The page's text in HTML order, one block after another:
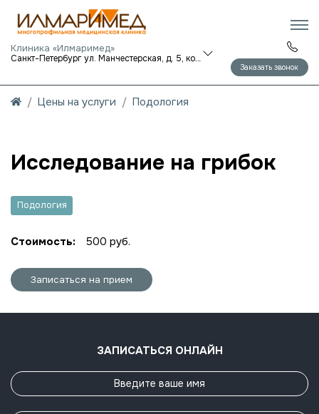
Клиника «Илмаримед»
Санкт-Петербург ул. Манчестерская, д. 5, корп. 1
Заказать звонок
Цены на услуги Подология
Исследование на грибок
Подология
Стоимость: 500 руб.
Записаться на прием
ЗАПИСАТЬСЯ ОНЛАЙН